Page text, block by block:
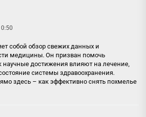
собой обзор свежих данных и
медицины. Он призван помочь
научные достижения влияют на лечение,
системы здравоохранения.
здесь – как эффективно снять похмелье